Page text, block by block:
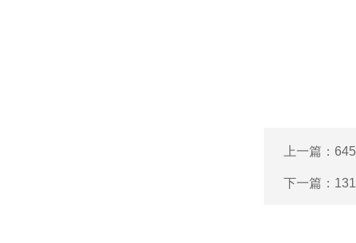
上一篇：
下一篇：